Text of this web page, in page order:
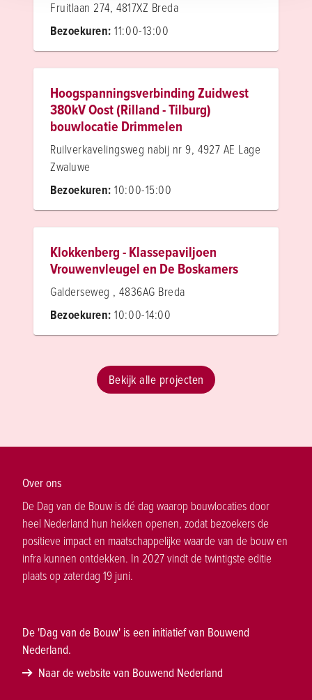
Fruitlaan 274, 4817XZ Breda
Bezoekuren: 11:00-13:00
Hoogspanningsverbinding Zuidwest
380kV Oost (Rilland - Tilburg)
bouwlocatie Drimmelen
Ruilverkavelingsweg nabij nr 9, 4927 AE Lage
Zwaluwe
Bezoekuren: 10:00-15:00
Klokkenberg - Klassepaviljoen
Vrouwenvleugel en De Boskamers
Galderseweg , 4836AG Breda
Bezoekuren: 10:00-14:00
Bekijk alle projecten
Over ons
De Dag van de Bouw is dé dag waarop bouwlocaties door
heel Nederland hun hekken openen, zodat bezoekers de
positieve impact en maatschappelijke waarde van de bouw en
infra kunnen ontdekken. In 2027 vindt de twintigste editie
plaats op zaterdag 19 juni.
De 'Dag van de Bouw' is een initiatief van Bouwend
Nederland.
Naar de website van Bouwend Nederland